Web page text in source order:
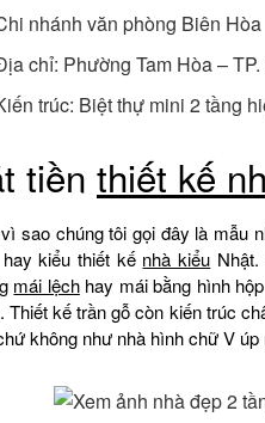
nhánh văn phòng Biên Hòa
chỉ: Phường Tam Hòa –
trúc: Biệt thự mini 2 tầng
tiền thiết kế
sao chúng tôi gọi đây là mẫu
kiểu thiết kế nhà kiểu
mái lệchhay mái bằng hình
Thiết kế trần gỗ còn kiến trúc
không như nhà hình chữ V